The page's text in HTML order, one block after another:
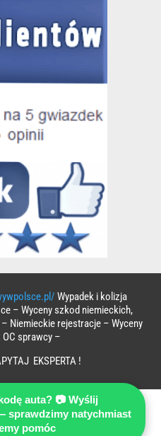
Wypadek i kolizja
– Wyceny szkod niemieckich,
Niemieckie rejestracje – Wyceny
sprawcy –
EKSPERTA !
auta? 📷 Wyślij
sprawdzimy natychmiast
pomóc